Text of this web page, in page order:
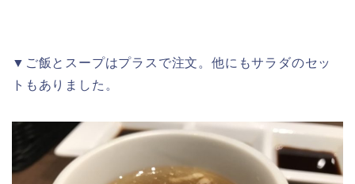
▼ご飯とスープはプラスで注文。他にもサラダのセッ
トもありました。